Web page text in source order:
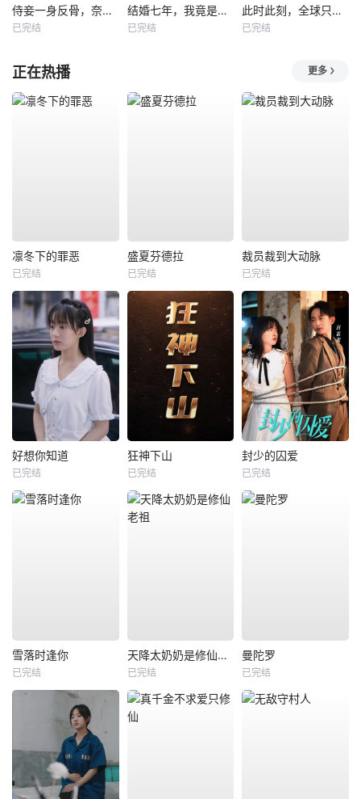
侍妾一身反骨，奈何侯爷只宠长公主
已完结
结婚七年，我竟是老公小青梅的替身
已完结
此时此刻，全球只有我知道未来
已完结
正在热播 更多
凛冬下的罪恶
已完结
盛夏芬德拉
已完结
裁员裁到大动脉
已完结
好想你知道
已完结
狂神下山
已完结
封少的囚爱
已完结
雪落时逢你
已完结
天降太奶奶是修仙老祖
已完结
曼陀罗
已完结